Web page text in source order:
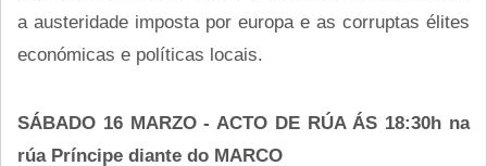
a austeridade imposta por europa e as corruptas élites
económicas e políticas locais.
SÁBADO 16 MARZO - ACTO DE RÚA ÁS 18:30h na
rúa Príncipe diante do MARCO